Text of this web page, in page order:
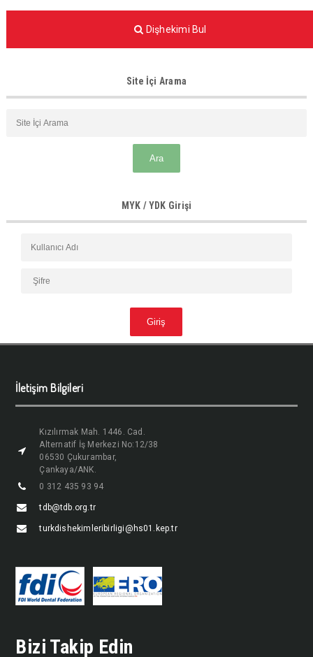
Dişhekimi Bul
Site İçi Arama
MYK / YDK Girişi
İletişim Bilgileri
Kızılırmak Mah. 1446. Cad.
Alternatif İş Merkezi No:12/38
06530 Çukurambar,
Çankaya/ANK.
0 312 435 93 94
tdb@tdb.org.tr
turkdishekimleribirligi@hs01.kep.tr
Bizi Takip Edin